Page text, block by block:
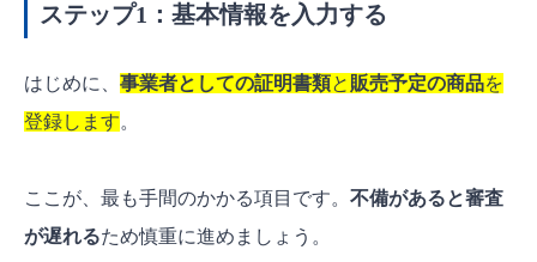
ステップ1：基本情報を入力する
はじめに、 事業者としての証明書類と 販売予定の商品を
登録します。
ここが、最も手間のかかる項目です。 不備があると審査
が遅れるため慎重に進めましょう。